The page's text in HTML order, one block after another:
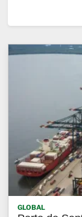
GLOBAL